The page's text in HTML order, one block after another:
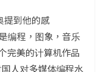
提到他的感
编程，图象，音乐
完美的计算机作品
人对多媒体编程水